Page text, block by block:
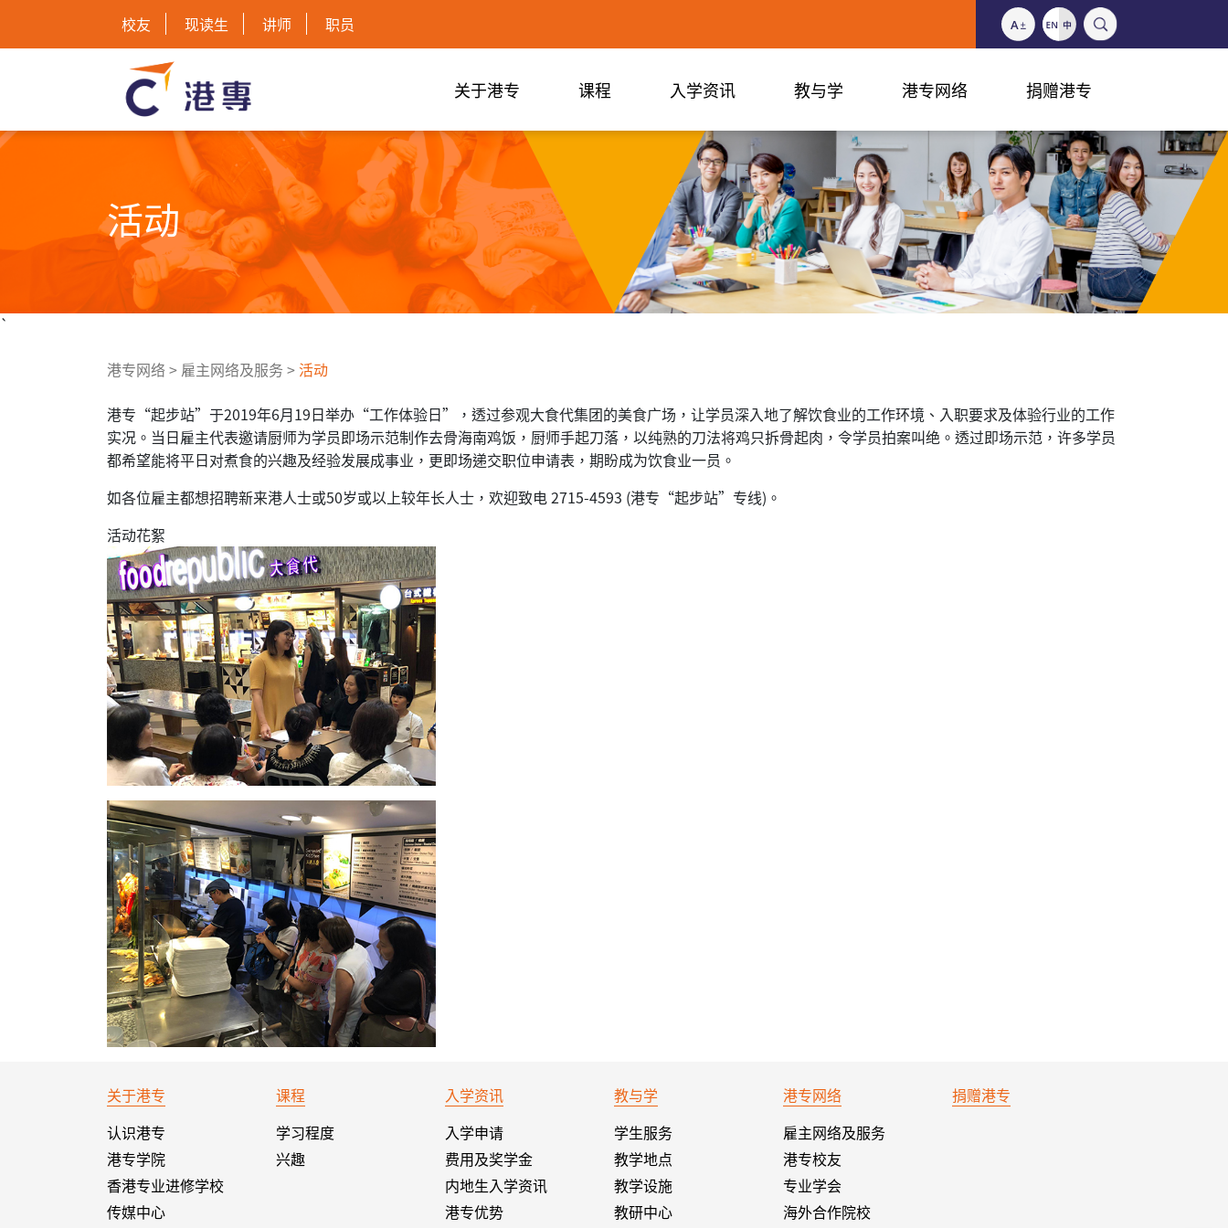
校友 现读生 讲师 职员
关于港专 课程 入学资讯 教与学 港专网络 捐赠港专
活动
`
港专网络> 雇主网络及服务 >活动
港专“起步站”于2019年6月19日举办“工作体验日”，透过参观大食代集团的美食广场，让学员深入地了解饮食业的工作环境、入职要求及体验行业的工作
实况。当日雇主代表邀请厨师为学员即场示范制作去骨海南鸡饭，厨师手起刀落，以纯熟的刀法将鸡只拆骨起肉，令学员拍案叫绝。透过即场示范，许多学员
都希望能将平日对煮食的兴趣及经验发展成事业，更即场递交职位申请表，期盼成为饮食业一员。
如各位雇主都想招聘新来港人士或50岁或以上较年长人士，欢迎致电 2715-4593 (港专“起步站”专线)。
活动花絮
关于港专
认识港专
港专学院
香港专业进修学校
传媒中心
课程
学习程度
兴趣
入学资讯
入学申请
费用及奖学金
内地生入学资讯
港专优势
教与学
学生服务
教学地点
教学设施
教研中心
港专网络
雇主网络及服务
港专校友
专业学会
海外合作院校
捐赠港专